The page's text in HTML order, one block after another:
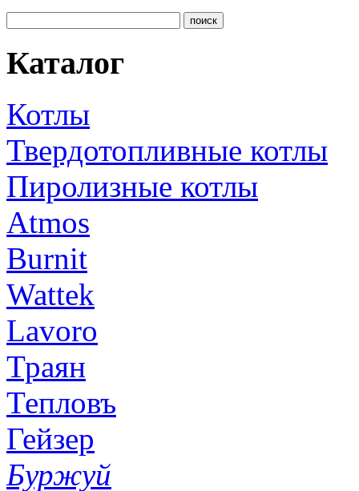
Каталог
Котлы
Твердотопливные котлы
Пиролизные котлы
Atmos
Burnit
Wattek
Lavoro
Траян
Тепловъ
Гейзер
Буржуй